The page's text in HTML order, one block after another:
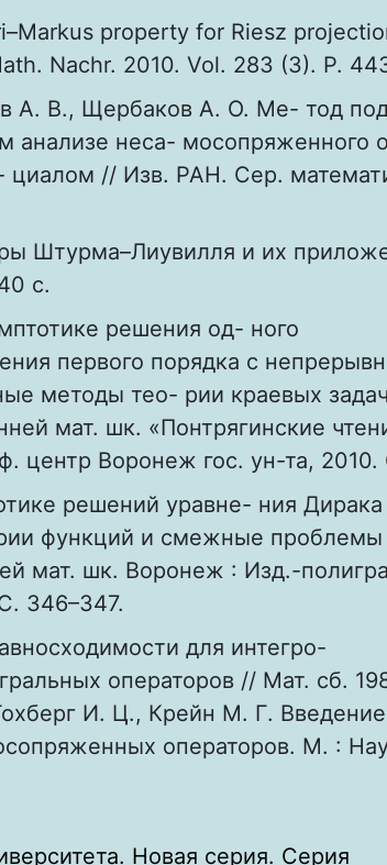
property for Riesz
Nachr. 2010. Vol. 283 (3). P.
А. В., Щербаков А. О. Ме- тод
анализе неса- мосопряженного
циалом // Изв. РАН. Сер.
Штурма–Лиувилля и их
с.
решения од- ного
первого порядка с
методы тео- рии краевых
мат. шк. «Понтрягинские
центр Воронеж гос. ун-та, 2010.
решений уравне- ния
функций и смежные проблемы
мат. шк. Воронеж : Изд.-
346–347.
для интегро-
операторов // Мат. сб.
И. Ц., Крейн М. Г.
операторов. М. :
Новая серия. Серия